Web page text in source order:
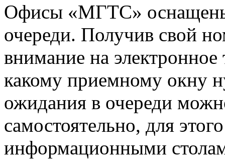
Офисы «МГТС» оснащены
очереди. Получив свой
внимание на
какому приемному окну
ожидания в очереди
самостоятельно, для
информационными